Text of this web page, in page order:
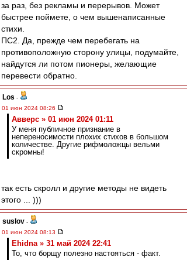
за раз, без рекламы и перерывов. Может
быстрее поймете, о чем вышенаписанные
стихи.
ПС2. Да, прежде чем перебегать на
противоположную сторону улицы, подумайте,
найдутся ли потом пионеры, желающие
перевести обратно.
Los -
01 июн 2024 08:26
Авверс » 01 июн 2024 01:11
У меня публичное признание в
непереносимости плохих стихов в большом
количестве. Другие рифмоложцы вельми
скромны!
так есть скролл и другие методы не видеть
этого ... )))
suslov -
01 июн 2024 08:13
Ehidna » 31 май 2024 22:41
То, что борщу полезно настояться - факт.